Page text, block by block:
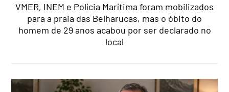
VMER, INEM e Polícia Marítima foram mobilizados
para a praia das Belharucas, mas o óbito do
homem de 29 anos acabou por ser declarado no
local